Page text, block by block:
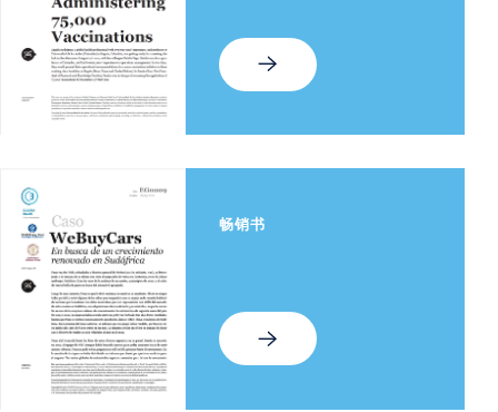
畅销书